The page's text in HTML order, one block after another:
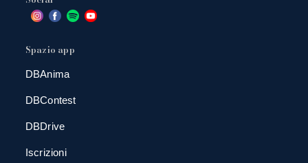
Spazio app
DBAnima
DBContest
DBDrive
Iscrizioni